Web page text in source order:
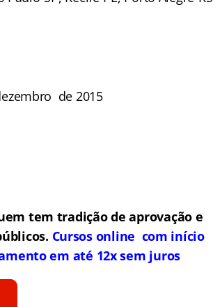
de 2015
tem tradição de aprovação e
Cursos online com início
em até 12x sem juros